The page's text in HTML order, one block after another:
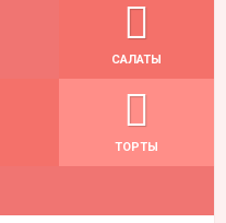
САЛАТЫ
ТОРТЫ